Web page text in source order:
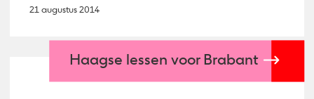
21 augustus 2014
Haagse lessen voor Brabant